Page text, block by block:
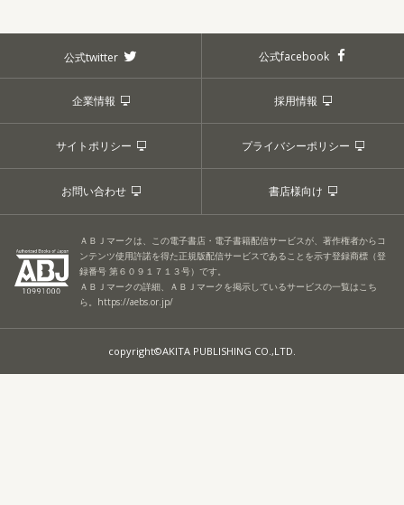
公式twitter 公式facebook
企業情報 採用情報
サイトポリシー プライバシーポリシー
お問い合わせ 書店様向け
ＡＢＪマークは、この電子書店・電子書籍配信サービスが、著作権者からコ
ンテンツ使用許諾を得た正規版配信サービスであることを示す登録商標（登
録番号 第６０９１７１３号）です。
ＡＢＪマークの詳細、ＡＢＪマークを掲示しているサービスの一覧はこち
ら。 https://aebs.or.jp/
copyright©AKITA PUBLISHING CO.,LTD.